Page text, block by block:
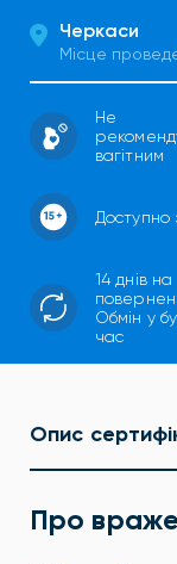
Черкаси
Місце
Не
вагітним
Доступно
14 днів на
Обмін у
час
Опис
Про